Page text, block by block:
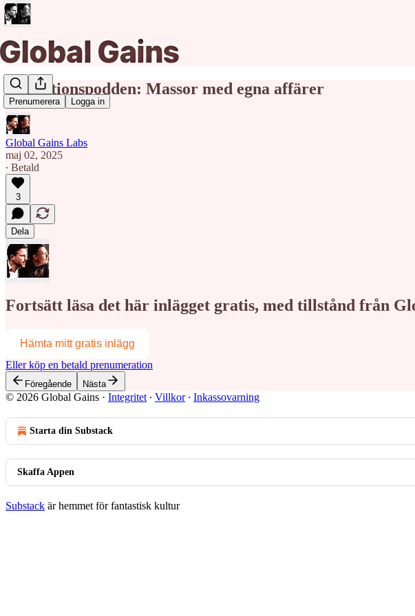
Prenumerera Logga in
Redaktionspodden: Massor med egna affärer
Global Gains Labs
maj 02, 2025
∙ Betald
3
Dela
Fortsätt läsa det här inlägget gratis, med tillstånd från
Hämta mitt gratis inlägg
Eller köp en betald prenumeration
Föregående Nästa
© 2026 Global Gains · Integritet ∙ Villkor∙ Inkassovarning
Starta din Substack
Skaffa Appen
Substack är hemmet för fantastisk kultur